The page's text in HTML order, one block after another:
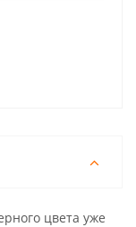
цвета уже